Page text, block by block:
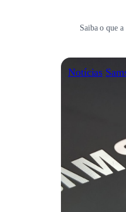
Saiba o que
Notícias